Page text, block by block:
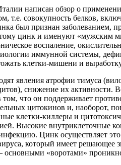
написан обзор о
т.е. совокупность белков,
был признан заболеванием,
цинк и именуют «мужским
воспаление,
иммунной системы,
клетки-мишени и
явления атрофии тимуса
снижение их активности.
что он поддерживает
цитокинов и, наоборот,
клетки-киллеры и
Высокие
Цинк осуществляет
который имеет решающее
«воротами»